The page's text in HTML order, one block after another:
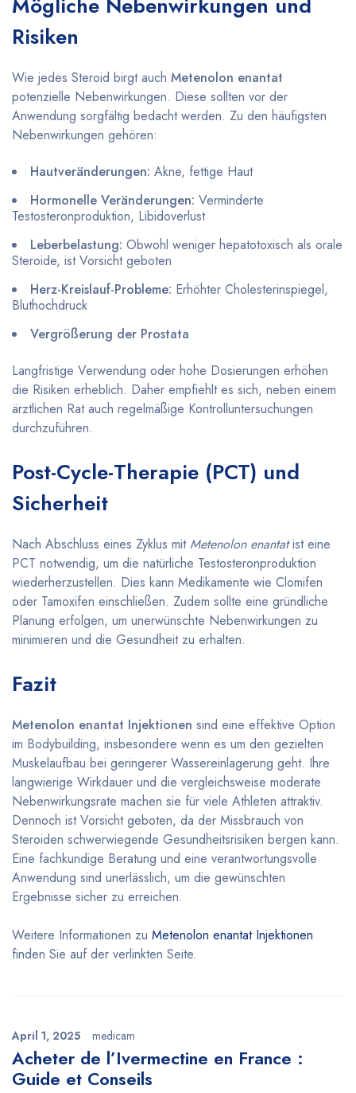
Risiken
Wie jedes Steroid birgt auch Metenolon enantat
potenzielle Nebenwirkungen. Diese sollten vor der
Anwendung sorgfältig bedacht werden. Zu den häufigsten
Nebenwirkungen gehören:
Hautveränderungen: Akne, fettige Haut
Hormonelle Veränderungen: Verminderte
Testosteronproduktion, Libidoverlust
Leberbelastung: Obwohl weniger hepatotoxisch als orale
Steroide, ist Vorsicht geboten
Herz-Kreislauf-Probleme: Erhöhter Cholesterinspiegel,
Bluthochdruck
Vergrößerung der Prostata
Langfristige Verwendung oder hohe Dosierungen erhöhen
die Risiken erheblich. Daher empfiehlt es sich, neben einem
ärztlichen Rat auch regelmäßige Kontrolluntersuchungen
durchzuführen.
Post-Cycle-Therapie (PCT) und
Sicherheit
Nach Abschluss eines Zyklus mitMetenolon enantatist eine
PCT notwendig, um die natürliche Testosteronproduktion
wiederherzustellen. Dies kann Medikamente wie Clomifen
oder Tamoxifen einschließen. Zudem sollte eine gründliche
Planung erfolgen, um unerwünschte Nebenwirkungen zu
minimieren und die Gesundheit zu erhalten.
Fazit
Metenolon enantat Injektionen sind eine effektive Option
im Bodybuilding, insbesondere wenn es um den gezielten
Muskelaufbau bei geringerer Wassereinlagerung geht. Ihre
langwierige Wirkdauer und die vergleichsweise moderate
Nebenwirkungsrate machen sie für viele Athleten attraktiv.
Dennoch ist Vorsicht geboten, da der Missbrauch von
Steroiden schwerwiegende Gesundheitsrisiken bergen kann.
Eine fachkundige Beratung und eine verantwortungsvolle
Anwendung sind unerlässlich, um die gewünschten
Ergebnisse sicher zu erreichen.
Weitere Informationen zu Metenolon enantat Injektionen
finden Sie auf der verlinkten Seite.
April 1, 2025 medicam
Acheter de l’Ivermectine en France :
Guide et Conseils